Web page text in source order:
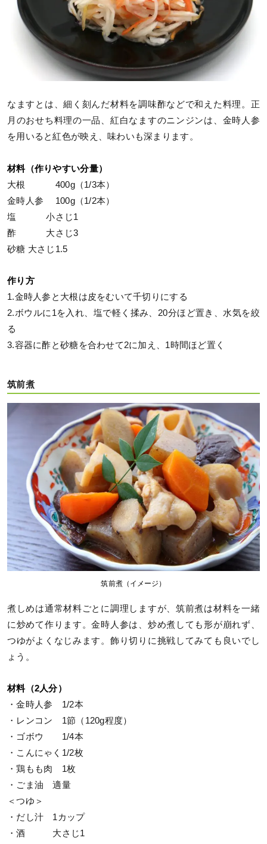
なますとは、細く刻んだ材料を調味酢などで和えた料理。正
月のおせち料理の一品、紅白なますのニンジンは、金時人参
を用いると紅色が映え、味わいも深まります。
材料（作りやすい分量）
大根 400g（1/3本）
金時人参 100g（1/2本）
塩 小さじ1
酢 大さじ3
砂糖 大さじ1.5
作り方
1.金時人参と大根は皮をむいて千切りにする
2.ボウルに1を入れ、塩で軽く揉み、20分ほど置き、水気を絞
る
3.容器に酢と砂糖を合わせて2に加え、1時間ほど置く
筑前煮
筑前煮（イメージ）
煮しめは通常材料ごとに調理しますが、筑前煮は材料を一緒
に炒めて作ります。金時人参は、炒め煮しても形が崩れず、
つゆがよくなじみます。飾り切りに挑戦してみても良いでし
ょう。
材料（2人分）
・金時人参 1/2本
・レンコン 1節（120g程度）
・ゴボウ 1/4本
・こんにゃく1/2枚
・鶏もも肉 1枚
・ごま油 適量
＜つゆ＞
・だし汁 1カップ
・酒 大さじ1